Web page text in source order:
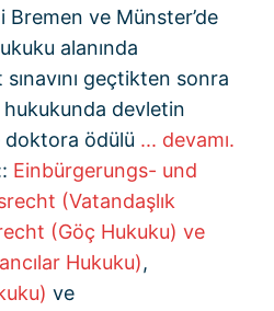
ve Münster’de
alanında
geçtikten sonra
devletin
doktora ödülü ... devamı.
Einbürgerungs- und
(Vatandaşlık
(Göç Hukuku) ve
Hukuku),
ve